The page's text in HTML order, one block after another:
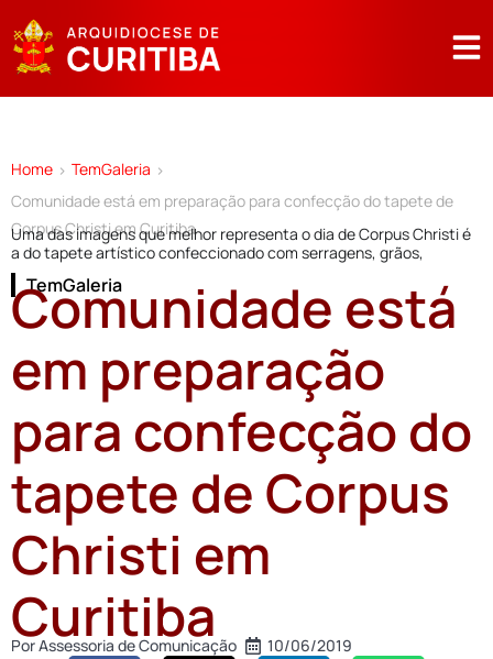
Home > TemGaleria >
Comunidade está em preparação para confecção do tapete de
Corpus Christi em Curitiba
Uma das imagens que melhor representa o dia de Corpus Christi é
a do tapete artístico confeccionado com serragens, grãos,
TemGaleria
Comunidade está
em preparação
para confecção do
tapete de Corpus
Christi em
Curitiba
PorAssessoria de Comunicação 10/06/2019